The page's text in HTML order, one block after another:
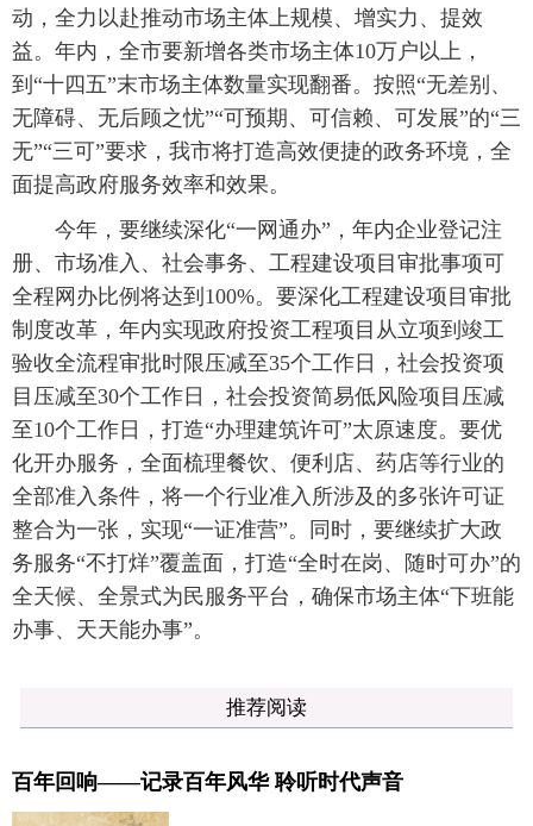
动，全力以赴推动市场主体上规模、增实力、提效
益。年内，全市要新增各类市场主体10万户以上，
到“十四五”末市场主体数量实现翻番。按照“无差别、
无障碍、无后顾之忧”“可预期、可信赖、可发展”的“三
无”“三可”要求，我市将打造高效便捷的政务环境，全
面提高政府服务效率和效果。
今年，要继续深化“一网通办”，年内企业登记注
册、市场准入、社会事务、工程建设项目审批事项可
全程网办比例将达到100%。要深化工程建设项目审批
制度改革，年内实现政府投资工程项目从立项到竣工
验收全流程审批时限压减至35个工作日，社会投资项
目压减至30个工作日，社会投资简易低风险项目压减
至10个工作日，打造“办理建筑许可”太原速度。要优
化开办服务，全面梳理餐饮、便利店、药店等行业的
全部准入条件，将一个行业准入所涉及的多张许可证
整合为一张，实现“一证准营”。同时，要继续扩大政
务服务“不打烊”覆盖面，打造“全时在岗、随时可办”的
全天候、全景式为民服务平台，确保市场主体“下班能
办事、天天能办事”。
推荐阅读
百年回响——记录百年风华 聆听时代声音